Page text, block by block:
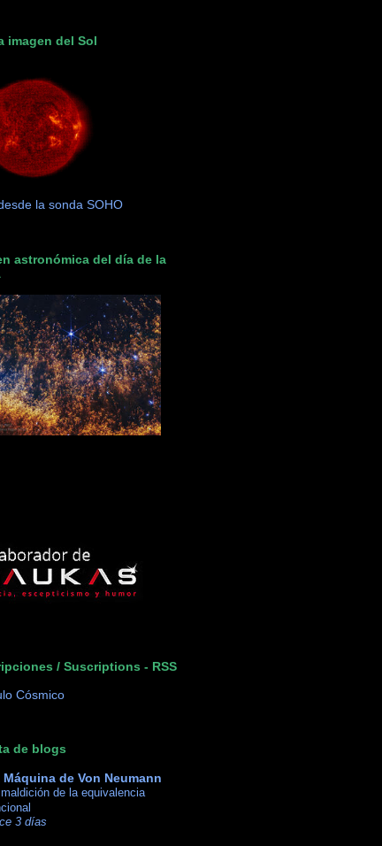
imagen del Sol
la sonda SOHO
astronómica del día de la
/ Suscriptions - RSS
de blogs
Máquina de Von Neumann
maldición de la equivalencia
3 días